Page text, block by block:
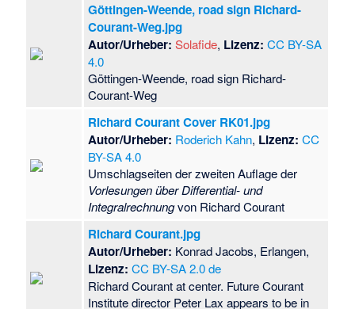
Göttingen-Weende, road sign Richard-
Courant-Weg.jpg
Autor/Urheber: Solafide, Lizenz: CC BY-SA
4.0
Göttingen-Weende, road sign Richard-
Courant-Weg
Richard Courant Cover RK01.jpg
Autor/Urheber: Roderich Kahn, Lizenz: CC
BY-SA 4.0
Umschlagseiten der zweiten Auflage der
Vorlesungen über Differential- und
Integralrechnungvon Richard Courant
Richard Courant.jpg
Autor/Urheber: Konrad Jacobs, Erlangen,
Lizenz: CC BY-SA 2.0 de
Richard Courant at center. Future Courant
Institute director Peter Lax appears to be in